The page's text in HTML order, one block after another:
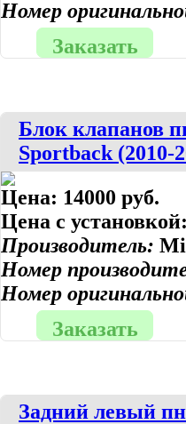
Номер
Заказать
Блок клапанов
Sportback (2010-
Цена: 14000 руб.
Цена с установкой:
Производитель:
Номер
Номер
Заказать
Задний левый